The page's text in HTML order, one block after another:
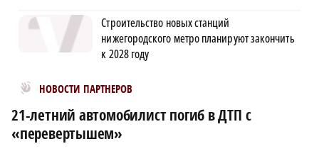
Строительство новых станций
нижегородского метро планируют закончить
к 2028 году
НОВОСТИ ПАРТНЕРОВ
Новости МирТесен
21-летний автомобилист погиб в ДТП с
«перевертышем»